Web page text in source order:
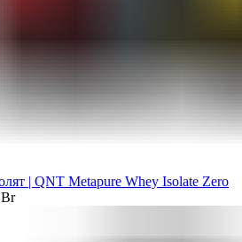
| QNT Metapure Whey Isolate Zero
Br